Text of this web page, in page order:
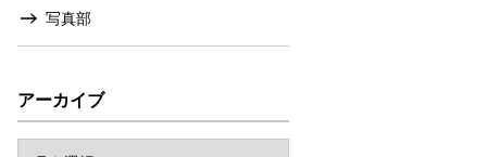
写真部
アーカイブ